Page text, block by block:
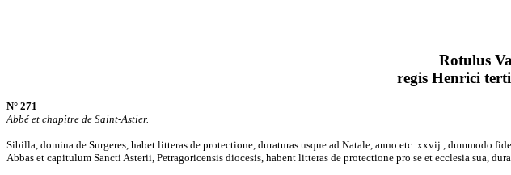
Rotulus
regis Henrici
N° 271
Abbé et chapitre de Saint-Astier.
Sibilla, domina de Surgeres, habet litteras de protectione, duraturas usque ad Natale, anno etc. xxvij., dummodo
Abbas et capitulum Sancti Asterii, Petragoricensis diocesis, habent litteras de protectione pro se et ecclesia sua,